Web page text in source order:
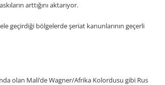
arttığını aktarıyor.
geçirdiği bölgelerde şeriat kanunlarının geçerli
olan Mali’de Wagner/Afrika Kolordusu gibi Rus